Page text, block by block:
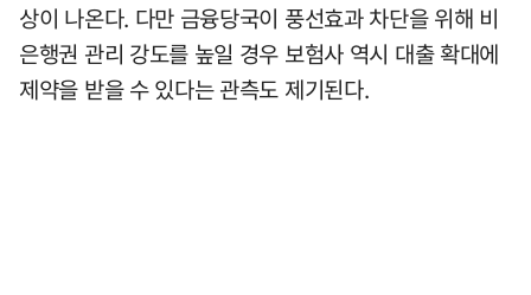
상이 나온다. 다만 금융당국이 풍선효과 차단을 위해 비
은행권 관리 강도를 높일 경우 보험사 역시 대출 확대에
제약을 받을 수 있다는 관측도 제기된다.